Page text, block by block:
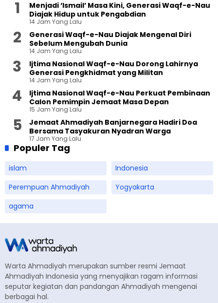
Menjadi ‘Ismail’ Masa Kini, Generasi Waqf-e-Nau
Diajak Hidup untuk Pengabdian
14 Jam Yang Lalu
Generasi Waqf-e-Nau Diajak Mengenal Diri
Sebelum Mengubah Dunia
14 Jam Yang Lalu
Ijtima Nasional Waqf-e-Nau Dorong Lahirnya
Generasi Pengkhidmat yang Militan
14 Jam Yang Lalu
Ijtima Nasional Waqf-e-Nau Perkuat Pembinaan
Calon Pemimpin Jemaat Masa Depan
15 Jam Yang Lalu
Jemaat Ahmadiyah Banjarnegara Hadiri Doa
Bersama Tasyakuran Nyadran Warga
17 Jam Yang Lalu
Populer Tag
islam
Indonesia
Perempuan Ahmadiyah
Yogyakarta
agama
Warta Ahmadiyah merupakan sumber resmi Jemaat
Ahmadiyah Indonesia yang menyajikan ragam informasi
seputar kegiatan dan pandangan Ahmadiyah mengenai
berbagai hal.